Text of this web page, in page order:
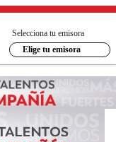
Selecciona tu emisora
Elige tu emisora